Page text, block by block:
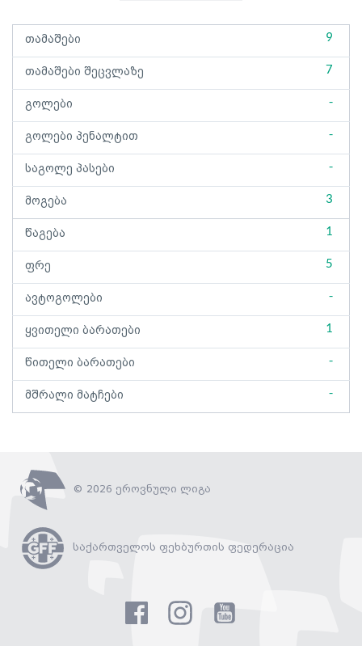
თამაშები 9
თამაშები შეცვლაზე 7
გოლები -
გოლები პენალტით -
საგოლე პასები -
მოგება 3
წაგება 1
ფრე 5
ავტოგოლები -
ყვითელი ბარათები 1
წითელი ბარათები -
მშრალი მატჩები -
© 2026 ეროვნული ლიგა
საქართველოს ფეხბურთის ფედერაცია